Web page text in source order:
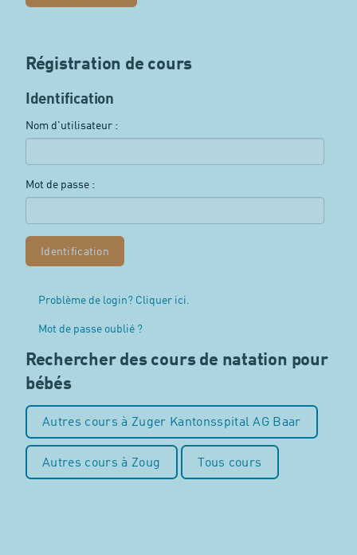
Régistration de cours
Identification
Nom d'utilisateur :
Mot de passe :
Problème de login? Cliquer ici.
Mot de passe oublié ?
Rechercher des cours de natation pour
bébés
Autres cours à Zuger Kantonsspital AG Baar
Autres cours à Zoug Tous cours